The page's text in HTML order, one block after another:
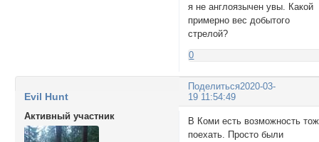
я не англоязычен увы. Какой
примерно вес добытого
стрелой?
0
Поделиться2020-03-
19 11:54:49
Evil Hunt
Активный участник
В Коми есть возможность
поехать. Просто были